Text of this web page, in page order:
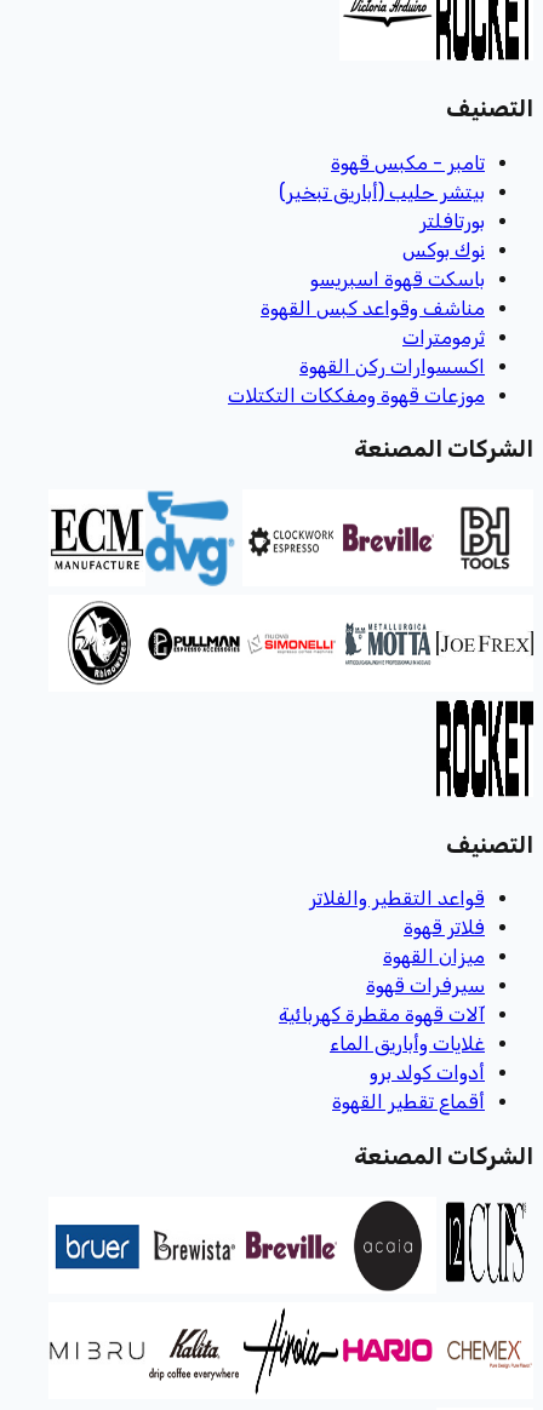
التصنيف
تامبر - مكبس قهوة
بيتشر حليب (أباريق تبخير)
بورتافلتر
نوك بوكس
باسكت قهوة اسبريسو
مناشف وقواعد كبس القهوة
ثرمومترات
اكسسوارات ركن القهوة
موزعات قهوة ومفككات التكتلات
الشركات المصنعة
التصنيف
قواعد التقطير والفلاتر
فلاتر قهوة
ميزان القهوة
سيرفرات قهوة
آلات قهوة مقطرة كهربائية
غلايات وأباريق الماء
أدوات كولد برو
أقماع تقطير القهوة
الشركات المصنعة